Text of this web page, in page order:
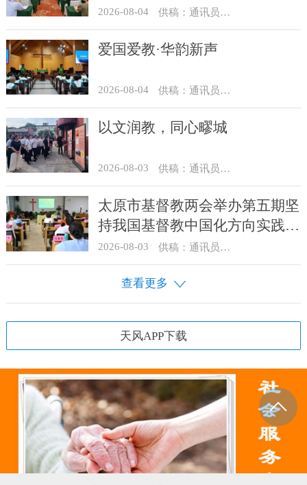
举办
2026-08-04 供稿：通讯员 汪浩
爱国爱教·华韵新声
2026-08-04 供稿：通讯员 景健美
以文润教，同心疁城
2026-08-03 供稿：通讯员 景健美
太原市基督教两会举办第五期坚
持我国基督教中国化方向实践能
力专题培训
2026-08-03 供稿：通讯员 王建春 摄影：史爱梅
查看更多
天风APP下载